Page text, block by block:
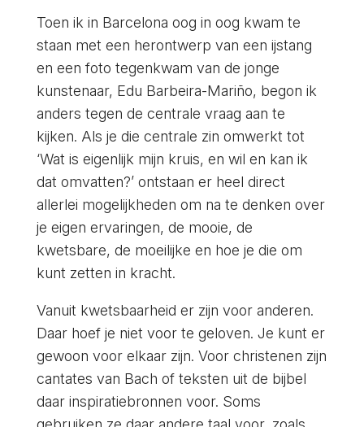
Toen ik in Barcelona oog in oog kwam te
staan met een herontwerp van een ijstang
en een foto tegenkwam van de jonge
kunstenaar, Edu Barbeira-Mariño, begon ik
anders tegen de centrale vraag aan te
kijken. Als je die centrale zin omwerkt tot
‘Wat is eigenlijk mijn kruis, en wil en kan ik
dat omvatten?’ ontstaan er heel direct
allerlei mogelijkheden om na te denken over
je eigen ervaringen, de mooie, de
kwetsbare, de moeilijke en hoe je die om
kunt zetten in kracht.
Vanuit kwetsbaarheid er zijn voor anderen.
Daar hoef je niet voor te geloven. Je kunt er
gewoon voor elkaar zijn. Voor christenen zijn
cantates van Bach of teksten uit de bijbel
daar inspiratiebronnen voor. Soms